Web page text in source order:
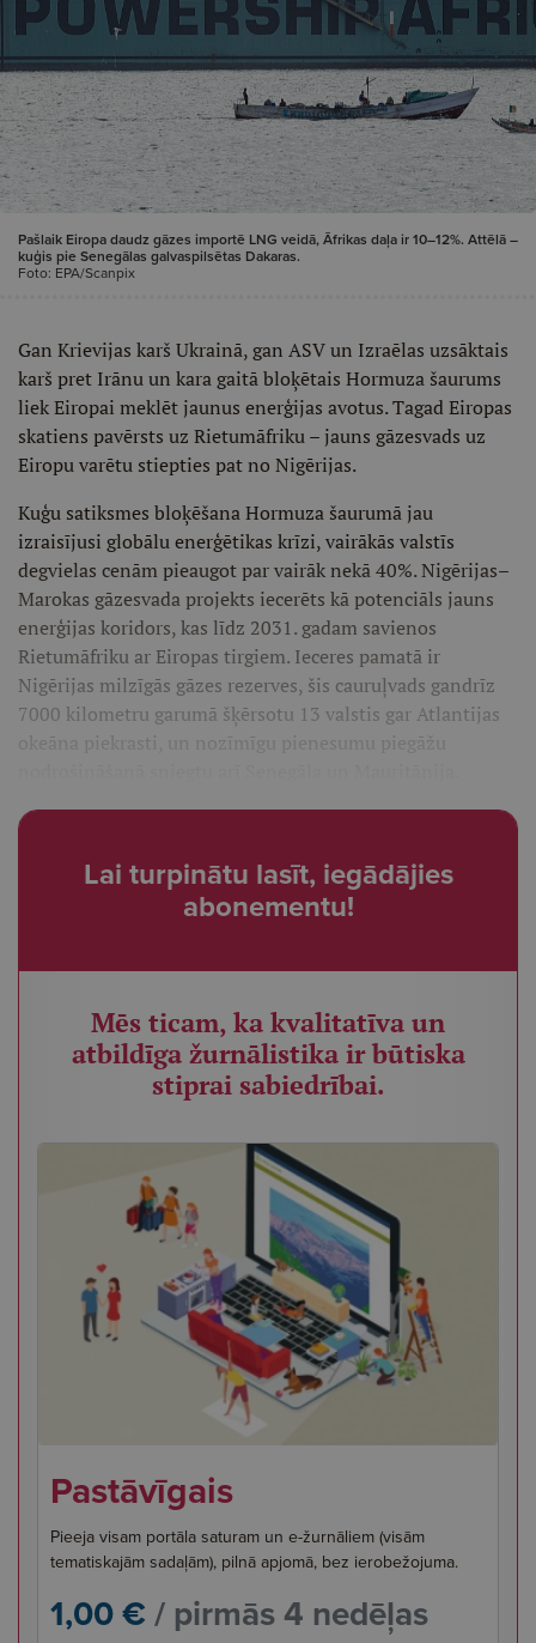
Pašlaik Eiropa daudz gāzes importē LNG veidā, Āfrikas daļa ir 10–12%. Attēlā –
kuģis pie Senegālas galvaspilsētas Dakaras.
Foto: EPA/Scanpix
Gan Krievijas karš Ukrainā, gan ASV un Izraēlas uzsāktais
karš pret Irānu un kara gaitā bloķētais Hormuza šaurums
liek Eiropai meklēt jaunus enerģijas avotus. Tagad Eiropas
skatiens pavērsts uz Rietumāfriku – jauns gāzesvads uz
Eiropu varētu stiepties pat no Nigērijas.
Kuģu satiksmes bloķēšana Hormuza šaurumā jau
izraisījusi globālu enerģētikas krīzi, vairākās valstīs
degvielas cenām pieaugot par vairāk nekā 40%. Nigērijas–
Marokas gāzesvada projekts iecerēts kā potenciāls jauns
enerģijas koridors, kas līdz 2031. gadam savienos
Rietumāfriku ar Eiropas tirgiem. Ieceres pamatā ir
Nigērijas milzīgās gāzes rezerves, šis cauruļvads gandrīz
7000 kilometru garumā šķērsotu 13 valstis gar Atlantijas
okeāna piekrasti, un nozīmīgu pienesumu piegāžu
Lai turpinātu lasīt, iegādājies
abonementu!
Mēs ticam, ka kvalitatīva un
atbildīga žurnālistika ir būtiska
stiprai sabiedrībai.
Pastāvīgais
Pieeja visam portāla saturam un e-žurnāliem (visām
tematiskajām sadaļām), pilnā apjomā, bez ierobežojuma.
1,00 €/ pirmās 4 nedēļas